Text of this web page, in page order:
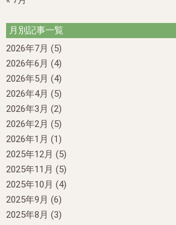
月別記事一覧
2026年7月 (5)
2026年6月 (4)
2026年5月 (4)
2026年4月 (5)
2026年3月 (2)
2026年2月 (5)
2026年1月 (1)
2025年12月 (5)
2025年11月 (5)
2025年10月 (4)
2025年9月 (6)
2025年8月 (3)